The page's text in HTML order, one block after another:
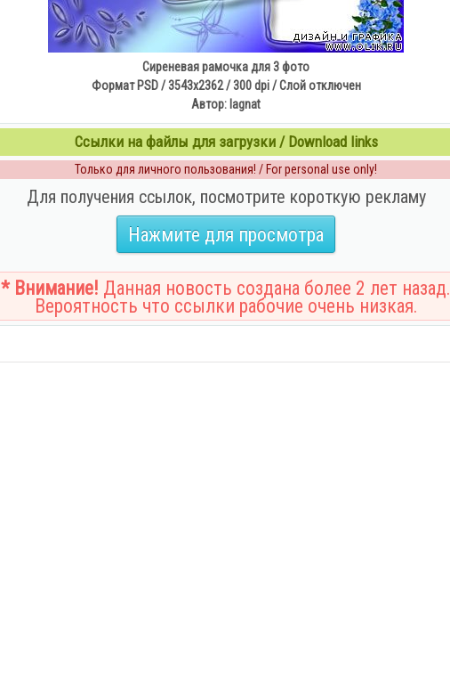
Сиреневая рамочка для 3 фото
Формат PSD / 3543х2362 / 300 dpi / Слой отключен
Автор: lagnat
Ссылки на файлы для загрузки / Download links
Только для личного пользования! / For personal use only!
Для получения ссылок, посмотрите короткую рекламу
Нажмите для просмотра
* Внимание! Данная новость создана более 2 лет назад.
Вероятность что ссылки рабочие очень низкая.